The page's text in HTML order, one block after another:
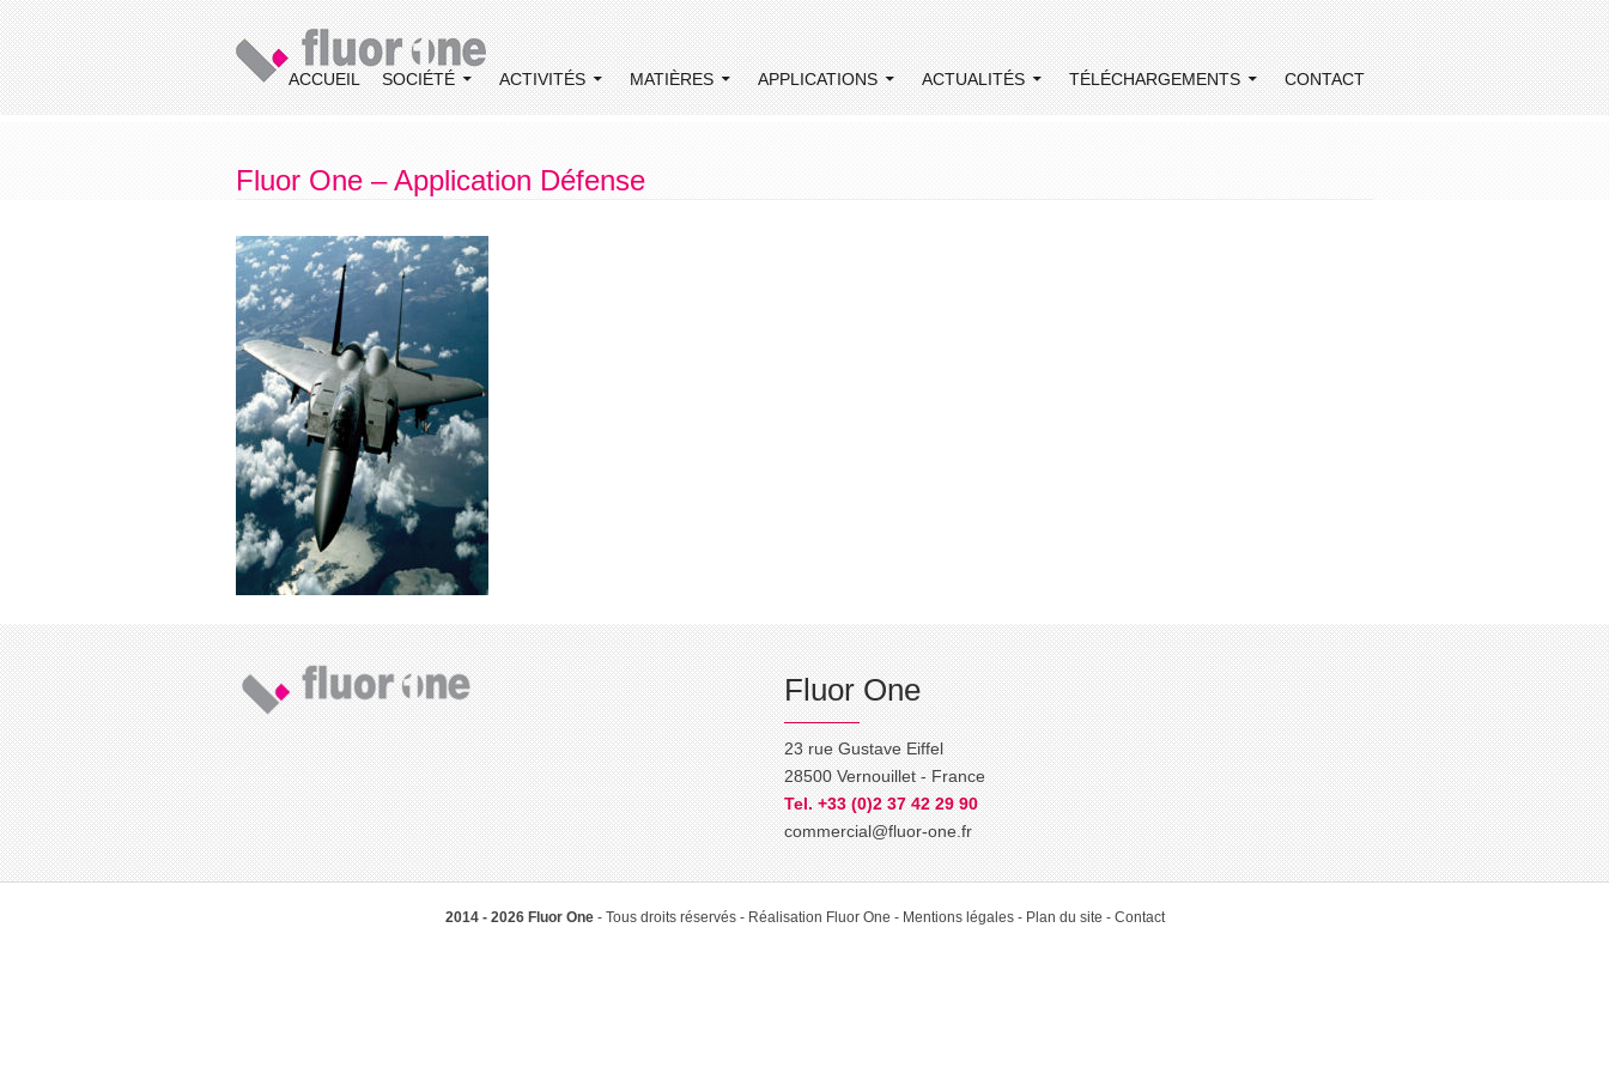
U CONTENU PRINCIPAL
ACCUEIL
SOCIÉTÉ ACTIVITÉS MATIÈRES APPLICATIONS ACTUALITÉS TÉLÉCHARGEMENTS CONTACT
Fluor One – Application Défense
Fluor One
23 rue Gustave Eiffel
28500 Vernouillet - France
Tel. +33 (0)2 37 42 29 90
commercial@fluor-one.fr
2014 - 2026 Fluor One- Tous droits réservés - Réalisation Fluor One Mentions légales Plan du site Contact